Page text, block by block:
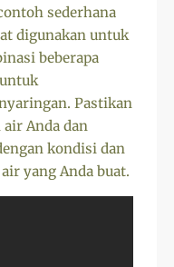
sederhana
digunakan untuk
beberapa
Pastikan
Anda dan
kondisi dan
yang Anda buat.